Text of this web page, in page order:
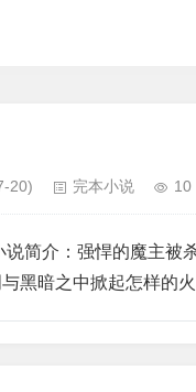
20) 完本小说 10
简介：强悍的魔主被
黑暗之中掀起怎样的火